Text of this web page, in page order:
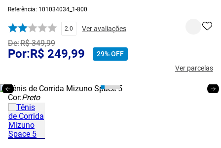
Referência: 101034034_1-800
2.0 Ver avaliações
R$ 349,99
R$ 249,99 29%OFF
Ver parcelas
Cor:Preto